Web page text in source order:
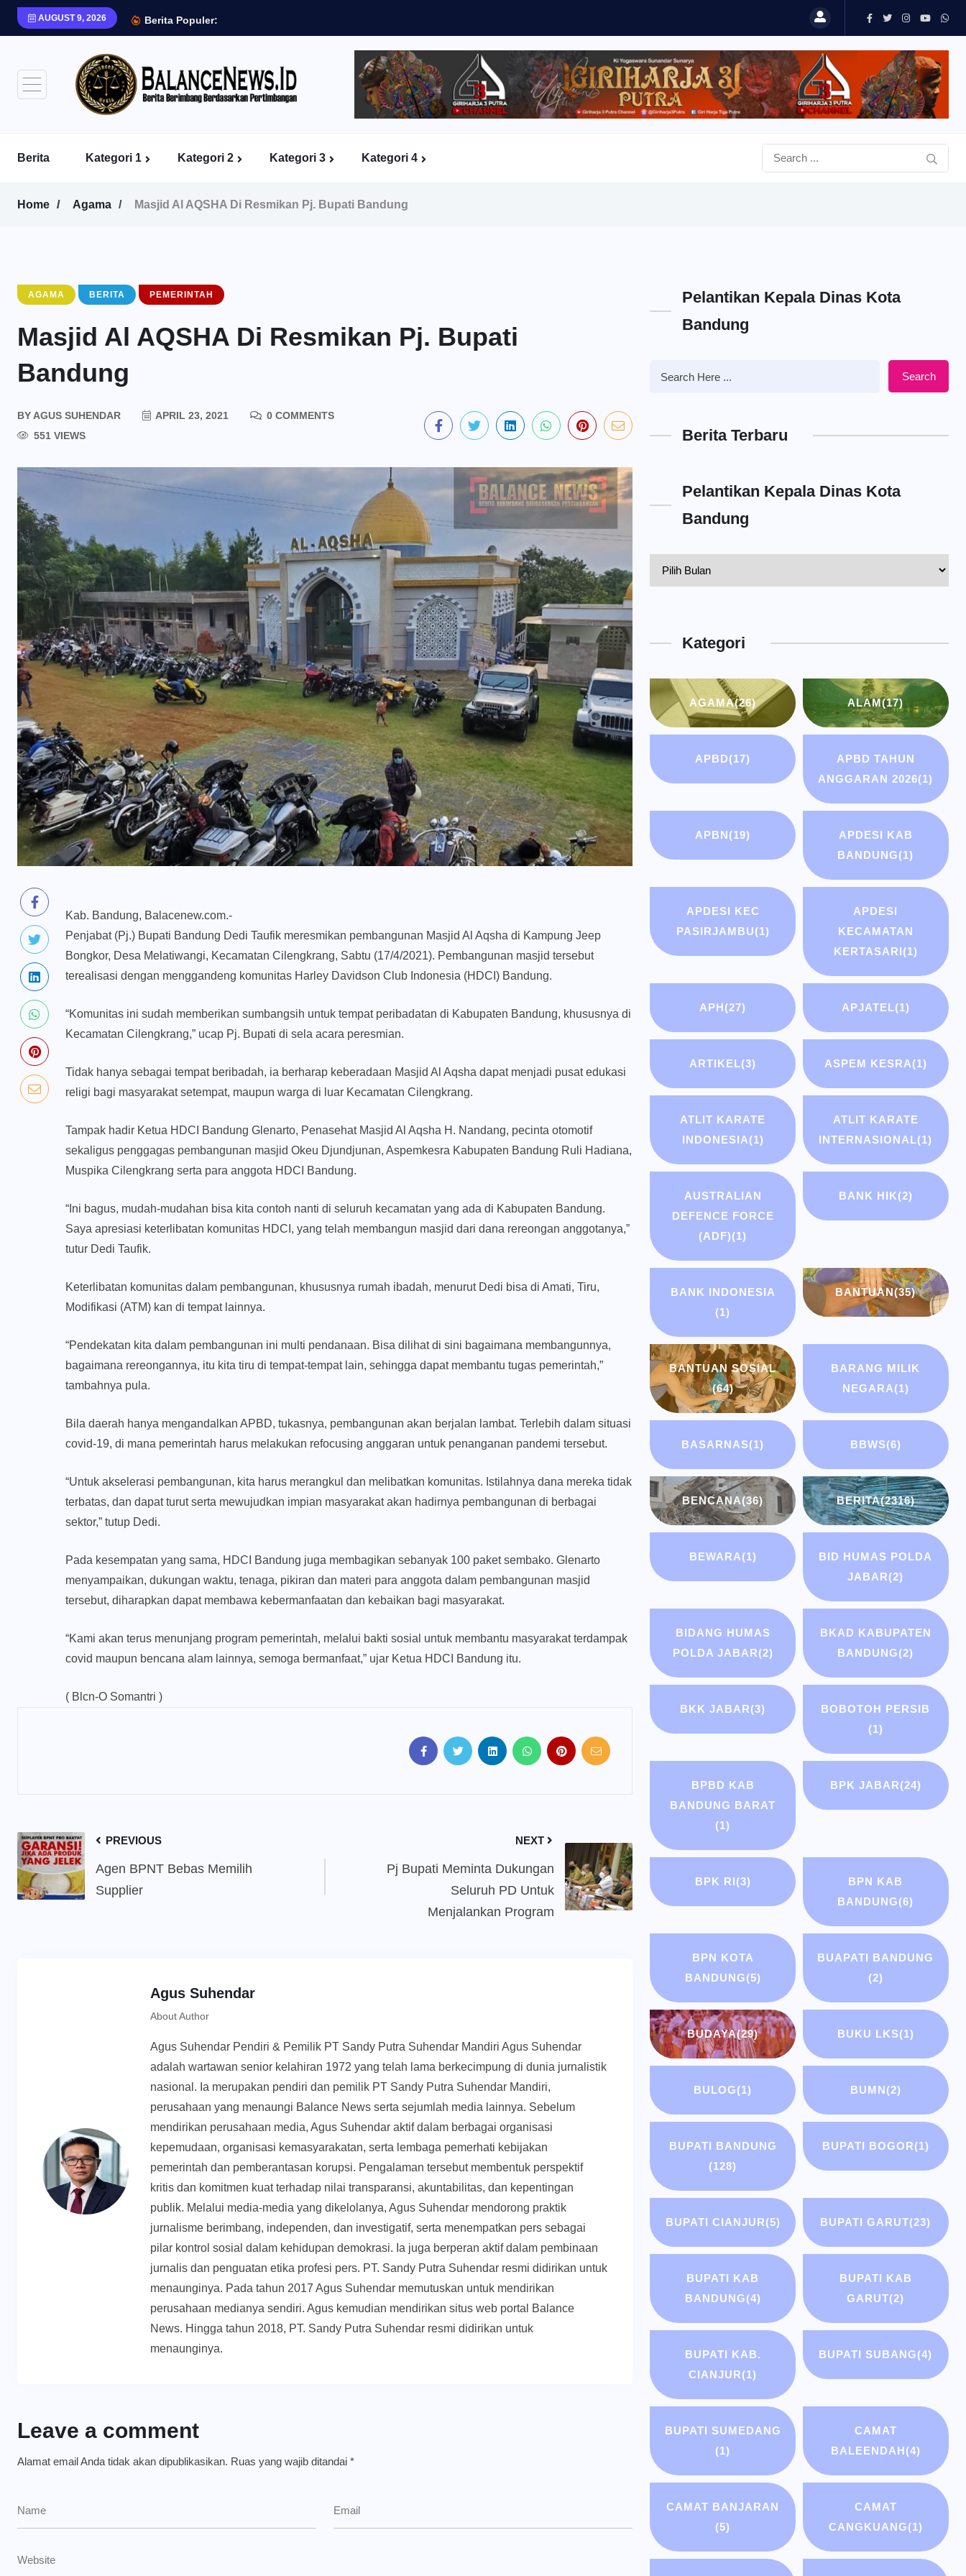
AUGUST 9, 2026 Berita Populer:
Berita Kategori 1 Kategori 2 Kategori 3 Kategori 4
Home Agama Masjid Al AQSHA Di Resmikan Pj. Bupati Bandung
AGAMA BERITA PEMERINTAH
Masjid Al AQSHA Di Resmikan Pj. Bupati
Bandung
BY AGUS SUHENDAR APRIL 23, 2021
0 COMMENTS
551 VIEWS
Kab. Bandung, Balacenew.com.-
Penjabat (Pj.) Bupati Bandung Dedi Taufik meresmikan pembangunan Masjid Al Aqsha di Kampung Jeep
Bongkor, Desa Melatiwangi, Kecamatan Cilengkrang, Sabtu (17/4/2021). Pembangunan masjid tersebut
terealisasi dengan menggandeng komunitas Harley Davidson Club Indonesia (HDCI) Bandung.
“Komunitas ini sudah memberikan sumbangsih untuk tempat peribadatan di Kabupaten Bandung, khususnya di
Kecamatan Cilengkrang,” ucap Pj. Bupati di sela acara peresmian.
Tidak hanya sebagai tempat beribadah, ia berharap keberadaan Masjid Al Aqsha dapat menjadi pusat edukasi
religi bagi masyarakat setempat, maupun warga di luar Kecamatan Cilengkrang.
Tampak hadir Ketua HDCI Bandung Glenarto, Penasehat Masjid Al Aqsha H. Nandang, pecinta otomotif
sekaligus penggagas pembangunan masjid Okeu Djundjunan, Aspemkesra Kabupaten Bandung Ruli Hadiana,
Muspika Cilengkrang serta para anggota HDCI Bandung.
“Ini bagus, mudah-mudahan bisa kita contoh nanti di seluruh kecamatan yang ada di Kabupaten Bandung.
Saya apresiasi keterlibatan komunitas HDCI, yang telah membangun masjid dari dana rereongan anggotanya,”
tutur Dedi Taufik.
Keterlibatan komunitas dalam pembangunan, khususnya rumah ibadah, menurut Dedi bisa di Amati, Tiru,
Modifikasi (ATM) kan di tempat lainnya.
“Pendekatan kita dalam pembangunan ini multi pendanaan. Bisa dilihat di sini bagaimana membangunnya,
bagaimana rereongannya, itu kita tiru di tempat-tempat lain, sehingga dapat membantu tugas pemerintah,”
tambahnya pula.
Bila daerah hanya mengandalkan APBD, tukasnya, pembangunan akan berjalan lambat. Terlebih dalam situasi
covid-19, di mana pemerintah harus melakukan refocusing anggaran untuk penanganan pandemi tersebut.
“Untuk akselerasi pembangunan, kita harus merangkul dan melibatkan komunitas. Istilahnya dana mereka tidak
terbatas, dan dapat turut serta mewujudkan impian masyarakat akan hadirnya pembangunan di berbagai
sektor,” tutup Dedi.
Pada kesempatan yang sama, HDCI Bandung juga membagikan sebanyak 100 paket sembako. Glenarto
menyampaikan, dukungan waktu, tenaga, pikiran dan materi para anggota dalam pembangunan masjid
tersebut, diharapkan dapat membawa kebermanfaatan dan kebaikan bagi masyarakat.
“Kami akan terus menunjang program pemerintah, melalui bakti sosial untuk membantu masyarakat terdampak
covid maupun bencana alam lainnya, semoga bermanfaat,” ujar Ketua HDCI Bandung itu.
( Blcn-O Somantri )
PREVIOUS
Agen BPNT Bebas Memilih
Supplier
NEXT
Pj Bupati Meminta Dukungan
Seluruh PD Untuk
Menjalankan Program
Agus Suhendar
About Author
Agus Suhendar Pendiri & Pemilik PT Sandy Putra Suhendar Mandiri Agus Suhendar
adalah wartawan senior kelahiran 1972 yang telah lama berkecimpung di dunia jurnalistik
nasional. Ia merupakan pendiri dan pemilik PT Sandy Putra Suhendar Mandiri,
perusahaan yang menaungi Balance News serta sejumlah media lainnya. Sebelum
mendirikan perusahaan media, Agus Suhendar aktif dalam berbagai organisasi
kepemudaan, organisasi kemasyarakatan, serta lembaga pemerhati kebijakan
pemerintah dan pemberantasan korupsi. Pengalaman tersebut membentuk perspektif
kritis dan komitmen kuat terhadap nilai transparansi, akuntabilitas, dan kepentingan
publik. Melalui media-media yang dikelolanya, Agus Suhendar mendorong praktik
jurnalisme berimbang, independen, dan investigatif, serta menempatkan pers sebagai
pilar kontrol sosial dalam kehidupan demokrasi. Ia juga berperan aktif dalam pembinaan
jurnalis dan penguatan etika profesi pers. PT. Sandy Putra Suhendar resmi didirikan untuk
menaunginya. Pada tahun 2017 Agus Suhendar memutuskan untuk mendirikan
perusahaan medianya sendiri. Agus kemudian mendirikan situs web portal Balance
News. Hingga tahun 2018, PT. Sandy Putra Suhendar resmi didirikan untuk
menaunginya.
Leave a comment
Alamat email Anda tidak akan dipublikasikan. Ruas yang wajib ditandai *
Pelantikan Kepala Dinas Kota
Bandung
Search
Berita Terbaru
Pelantikan Kepala Dinas Kota
Bandung
BandungKategori
AGAMA(26) ALAM(17)
APBD(17)
APBD TAHUN
ANGGARAN 2026(1)
APBN(19)
APDESI KAB
BANDUNG(1)
APDESI KEC
PASIRJAMBU(1)
APDESI
KECAMATAN
KERTASARI(1)
APH(27) APJATEL(1)
ARTIKEL(3) ASPEM KESRA(1)
ATLIT KARATE
INDONESIA(1)
ATLIT KARATE
INTERNASIONAL(1)
AUSTRALIAN
DEFENCE FORCE
(ADF)(1)
BANK HIK(2)
BANK INDONESIA
(1)
BANTUAN(35)
BANTUAN SOSIAL
(64)
BARANG MILIK
NEGARA(1)
BASARNAS(1) BBWS(6)
BENCANA(36) BERITA(2316)
BEWARA(1)
BID HUMAS POLDA
JABAR(2)
BIDANG HUMAS
POLDA JABAR(2)
BKAD KABUPATEN
BANDUNG(2)
BKK JABAR(3)
BOBOTOH PERSIB
(1)
BPBD KAB
BANDUNG BARAT
(1)
BPK JABAR(24)
BPK RI(3)
BPN KAB
BANDUNG(6)
BPN KOTA
BANDUNG(5)
BUAPATI BANDUNG
(2)
BUDAYA(29) BUKU LKS(1)
BULOG(1) BUMN(2)
BUPATI BANDUNG
(128)
BUPATI BOGOR(1)
BUPATI CIANJUR(5) BUPATI GARUT(23)
BUPATI KAB
BANDUNG(4)
BUPATI KAB
GARUT(2)
BUPATI KAB.
CIANJUR(1)
BUPATI SUBANG(4)
BUPATI SUMEDANG
(1)
CAMAT
BALEENDAH(4)
CAMAT BANJARAN
(5)
CAMAT
CANGKUANG(1)